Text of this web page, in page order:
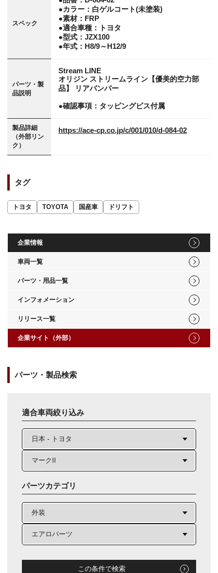
スペック
●カラー：白ゲルコート(未塗装)
●素材：FRP
●適合車種：トヨタ
●型式：JZX100
●年式：H8/9～H12/9
パーツ・製
品説明
Stream LINE
オリジン ストリームライン【優美的空力部
品】 リアバンパー
●確認事項：タッピングビス付属
製品詳細
（外部リン
ク）
https://ace-cp.co.jp/c/001/010/d-084-02
タグ
トヨタ TOYOTA 国産車 ドリフト
企業情報
車両一覧
パーツ・用品一覧
インフォメーション
リリース一覧
企業サイト（外部）
パーツ・製品検索
適合車両絞り込み
パーツカテゴリ
この条件で検索